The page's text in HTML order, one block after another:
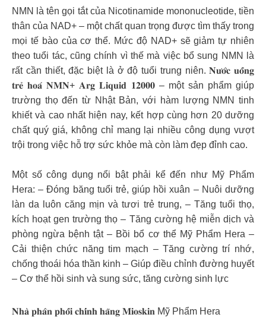
NMN là tên gọi tắt của Nicotinamide mononucleotide, tiền
thân của NAD+ – một chất quan trọng được tìm thấy trong
mọi tế bào của cơ thể. Mức độ NAD+ sẽ giảm tự nhiên
theo tuổi tác, cũng chính vì thế mà việc bổ sung NMN là
rất cần thiết, đặc biệt là ở độ tuổi trung niên. 𝐍𝐮̛𝐨̛́𝐜 𝐮𝐨̂́𝐧𝐠
𝐭𝐫𝐞̉ 𝐡𝐨𝐚́ 𝐍𝐌𝐍+ 𝐀𝐫𝐠 𝐋𝐢𝐪𝐮𝐢𝐝 𝟏𝟐𝟎𝟎𝟎 – một sản phẩm giúp
trường thọ đến từ Nhật Bản, với hàm lượng NMN tinh
khiết và cao nhất hiện nay, kết hợp cùng hơn 20 dưỡng
chất quý giá, không chỉ mang lại nhiều công dụng vượt
trội trong việc hỗ trợ sức khỏe mà còn làm đẹp đỉnh cao.
Một số công dụng nổi bật phải kể đến như Mỹ Phẩm
Hera: – Đóng băng tuổi trẻ, giúp hồi xuân – Nuôi dưỡng
làn da luôn căng mịn và tươi trẻ trung, – Tăng tuổi thọ,
kích hoạt gen trường thọ – Tăng cường hệ miễn dịch và
phòng ngừa bệnh tật – Bồi bổ cơ thể Mỹ Phẩm Hera –
Cải thiện chức năng tim mạch – Tăng cường trí nhớ,
chống thoái hóa thần kinh – Giúp điều chỉnh đường huyết
– Cơ thể hồi sinh và sung sức, tăng cường sinh lực
𝐍𝐡𝐚̀ 𝐩𝐡𝐚̂𝐧 𝐩𝐡𝐨̂́𝐢 𝐜𝐡𝐢́𝐧𝐡 𝐡𝐚̃𝐧𝐠 𝐌𝐢𝐨𝐬𝐤𝐢𝐧 Mỹ Phẩm Hera